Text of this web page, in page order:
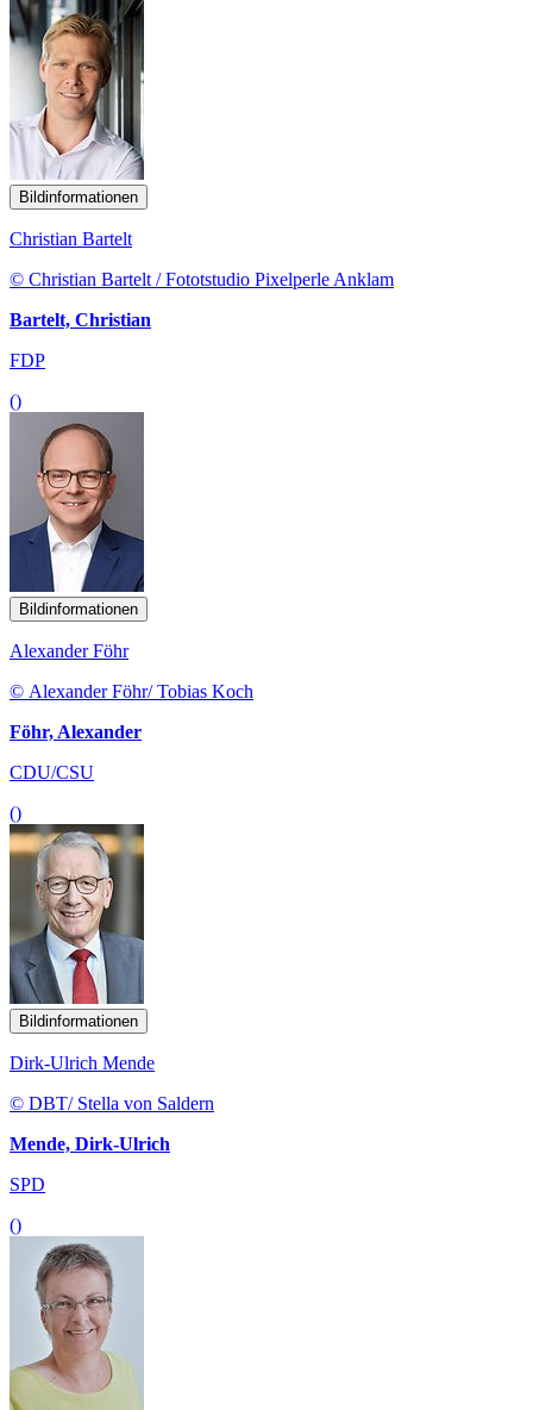
Bildinformationen
Christian Bartelt
© Christian Bartelt / Fototstudio Pixelperle Anklam
Bartelt, Christian
FDP
()
Bildinformationen
Alexander Föhr
© Alexander Föhr/ Tobias Koch
Föhr, Alexander
CDU/CSU
()
Bildinformationen
Dirk-Ulrich Mende
© DBT/ Stella von Saldern
Mende, Dirk-Ulrich
SPD
()